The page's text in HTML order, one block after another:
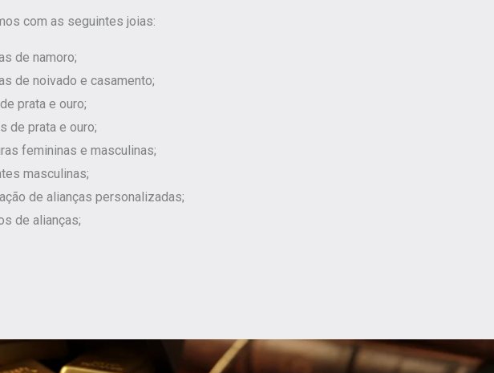
com as seguintes joias:
de namoro;
de noivado e casamento;
prata e ouro;
de prata e ouro;
femininas e masculinas;
masculinas;
de alianças personalizadas;
de alianças;